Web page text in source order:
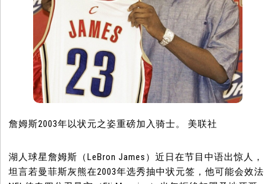
詹姆斯2003年以状元之姿重磅加入骑士。 美联社
湖人球星詹姆斯（LeBron James）近日在节目中语出惊人，
坦言若曼菲斯灰熊在2003年选秀抽中状元签，他可能会效法